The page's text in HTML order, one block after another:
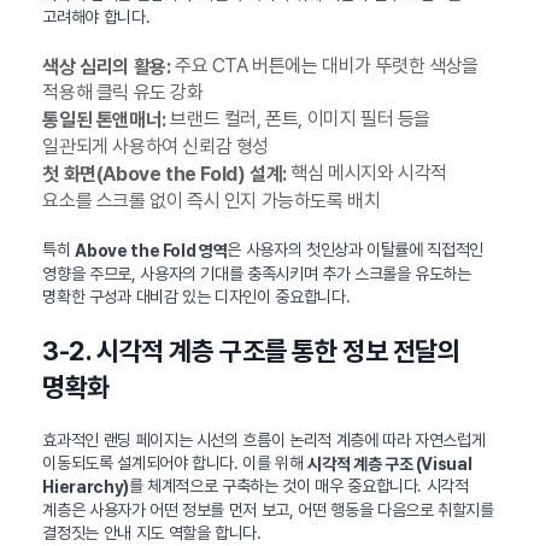
고려해야 합니다.
색상 심리의 활용:주요 CTA 버튼에는 대비가 뚜렷한 색상을
적용해 클릭 유도 강화
통일된 톤앤매너:브랜드 컬러, 폰트, 이미지 필터 등을
일관되게 사용하여 신뢰감 형성
첫 화면(Above the Fold) 설계:핵심 메시지와 시각적
요소를 스크롤 없이 즉시 인지 가능하도록 배치
특히 Above the Fold 영역은 사용자의 첫인상과 이탈률에 직접적인
영향을 주므로, 사용자의 기대를 충족시키며 추가 스크롤을 유도하는
명확한 구성과 대비감 있는 디자인이 중요합니다.
3-2. 시각적 계층 구조를 통한 정보 전달의
명확화
효과적인 랜딩 페이지는 시선의 흐름이 논리적 계층에 따라 자연스럽게
이동되도록 설계되어야 합니다. 이를 위해시각적 계층 구조 (Visual
Hierarchy)를 체계적으로 구축하는 것이 매우 중요합니다. 시각적
계층은 사용자가 어떤 정보를 먼저 보고, 어떤 행동을 다음으로 취할지를
결정짓는 안내 지도 역할을 합니다.